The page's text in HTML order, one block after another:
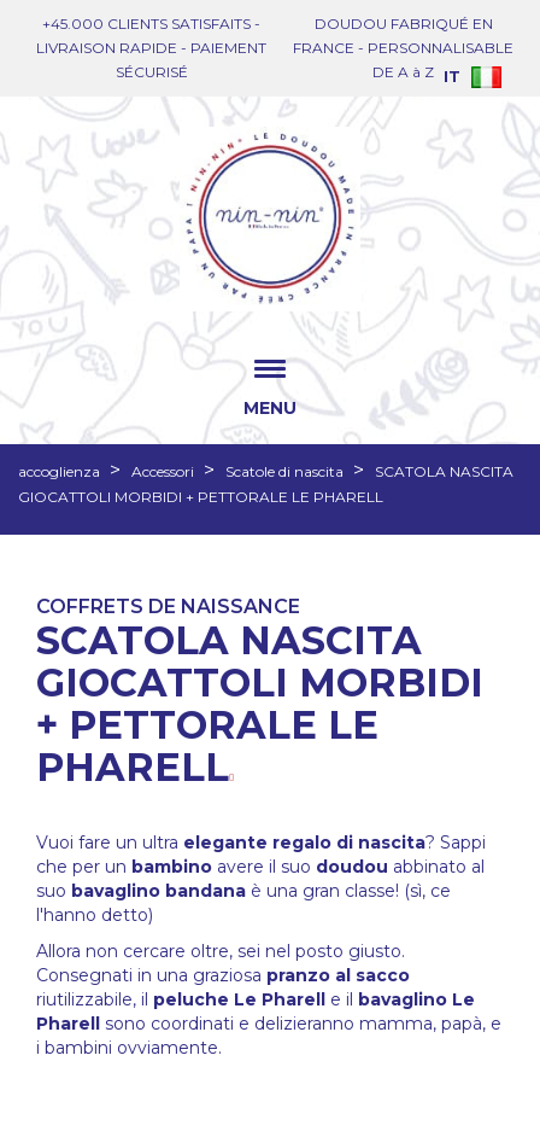
+45.000 CLIENTS SATISFAITS -
LIVRAISON RAPIDE - PAIEMENT
SÉCURISÉ
DOUDOU FABRIQUÉ EN
FRANCE - PERSONNALISABLE
DE A à Z IT
MENU
accoglienza Accessori Scatole di nascita
SCATOLA NASCITA
GIOCATTOLI MORBIDI + PETTORALE LE PHARELL
COFFRETS DE NAISSANCE
SCATOLA NASCITA
GIOCATTOLI MORBIDI
+ PETTORALE LE
PHARELL
Vuoi fare un ultra elegante regalo di nascita? Sappi
che per un bambino avere il suo doudou abbinato al
suo bavaglino bandana è una gran classe! (sì, ce
l'hanno detto)
Allora non cercare oltre, sei nel posto giusto.
Consegnati in una graziosa pranzo al sacco
riutilizzabile, il peluche Le Pharell e il
bavaglino Le
Pharell
sono coordinati e delizieranno mamma, papà, e
i bambini ovviamente.